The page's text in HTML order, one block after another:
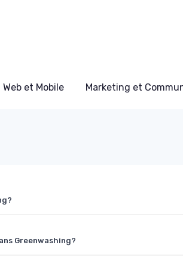
et Mobile Marketing et
Greenwashing?